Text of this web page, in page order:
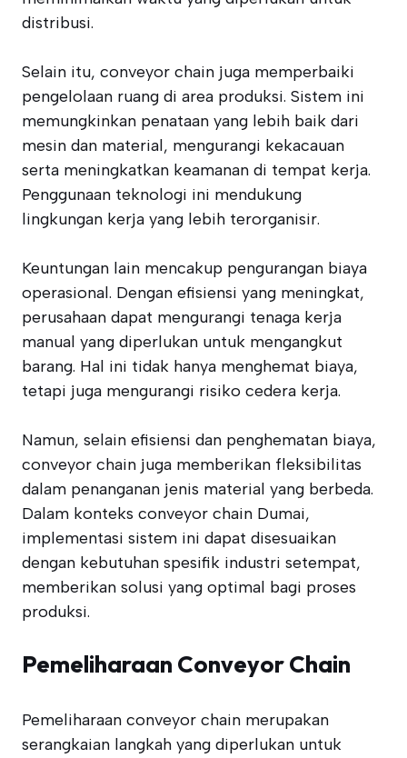
distribusi.
Selain itu, conveyor chain juga memperbaiki
pengelolaan ruang di area produksi. Sistem ini
memungkinkan penataan yang lebih baik dari
mesin dan material, mengurangi kekacauan
serta meningkatkan keamanan di tempat kerja.
Penggunaan teknologi ini mendukung
lingkungan kerja yang lebih terorganisir.
Keuntungan lain mencakup pengurangan biaya
operasional. Dengan efisiensi yang meningkat,
perusahaan dapat mengurangi tenaga kerja
manual yang diperlukan untuk mengangkut
barang. Hal ini tidak hanya menghemat biaya,
tetapi juga mengurangi risiko cedera kerja.
Namun, selain efisiensi dan penghematan biaya,
conveyor chain juga memberikan fleksibilitas
dalam penanganan jenis material yang berbeda.
Dalam konteks conveyor chain Dumai,
implementasi sistem ini dapat disesuaikan
dengan kebutuhan spesifik industri setempat,
memberikan solusi yang optimal bagi proses
produksi.
Pemeliharaan Conveyor Chain
Pemeliharaan conveyor chain merupakan
serangkaian langkah yang diperlukan untuk